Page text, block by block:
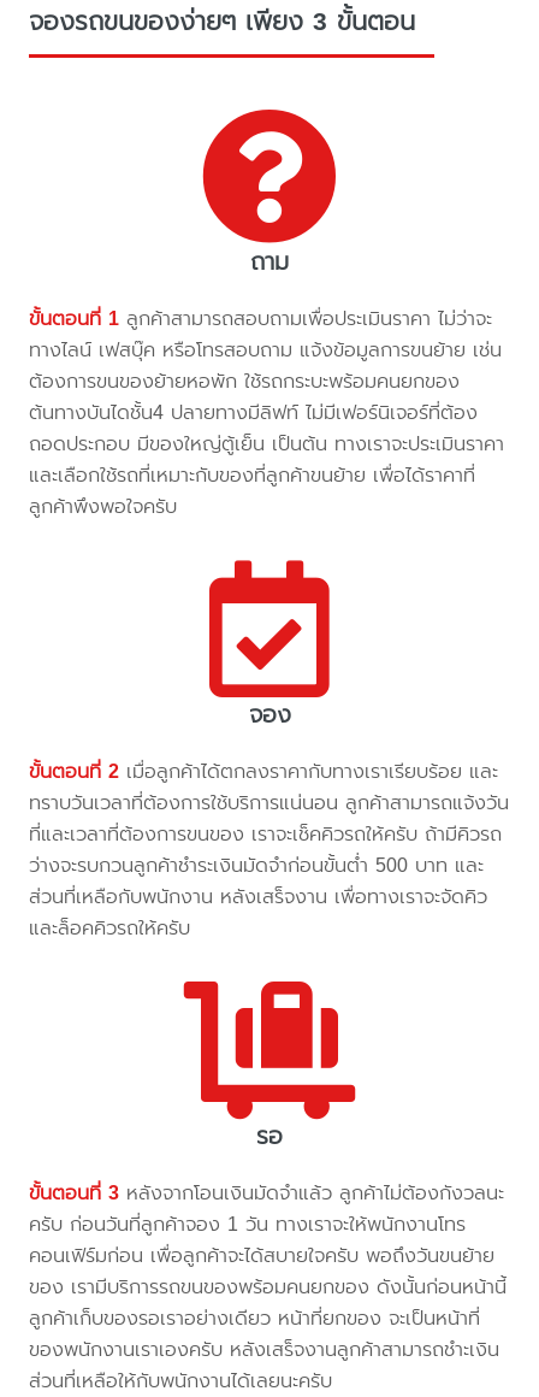
จองรถขนของง่ายๆ เพียง 3 ขั้นตอน
ถาม
ขั้นตอนที่ 1 ลูกค้าสามารถสอบถามเพื่อประเมินราคา ไม่ว่าจะ
ทางไลน์ เฟสบุ๊ค หรือโทรสอบถาม แจ้งข้อมูลการขนย้าย เช่น
ต้องการขนของย้ายหอพัก ใช้รถกระบะพร้อมคนยกของ
ต้นทางบันไดชั้น4 ปลายทางมีลิฟท์ ไม่มีเฟอร์นิเจอร์ที่ต้อง
ถอดประกอบ มีของใหญ่ตู้เย็น เป็นต้น ทางเราจะประเมินราคา
และเลือกใช้รถที่เหมาะกับของที่ลูกค้าขนย้าย เพื่อได้ราคาที่
ลูกค้าพึงพอใจครับ
จอง
ขั้นตอนที่ 2 เมื่อลูกค้าได้ตกลงราคากับทางเราเรียบร้อย และ
ทราบวันเวลาที่ต้องการใช้บริการแน่นอน ลูกค้าสามารถแจ้งวัน
ที่และเวลาที่ต้องการขนของ เราจะเช็คคิวรถให้ครับ ถ้ามีคิวรถ
ว่างจะรบกวนลูกค้าชำระเงินมัดจำก่อนขั้นต่ำ 500 บาท และ
ส่วนที่เหลือกับพนักงาน หลังเสร็จงาน เพื่อทางเราจะจัดคิว
และล็อคคิวรถให้ครับ
รอ
ขั้นตอนที่ 3 หลังจากโอนเงินมัดจำแล้ว ลูกค้าไม่ต้องกังวลนะ
ครับ ก่อนวันที่ลูกค้าจอง 1 วัน ทางเราจะให้พนักงานโทร
คอนเฟิร์มก่อน เพื่อลูกค้าจะได้สบายใจครับ พอถึงวันขนย้าย
ของ เรามีบริการรถขนของพร้อมคนยกของ ดังนั้นก่อนหน้านี้
ลูกค้าเก็บของรอเราอย่างเดียว หน้าที่ยกของ จะเป็นหน้าที่
ของพนักงานเราเองครับ หลังเสร็จงานลูกค้าสามารถชำะเงิน
ส่วนที่เหลือให้กับพนักงานได้เลยนะครับ